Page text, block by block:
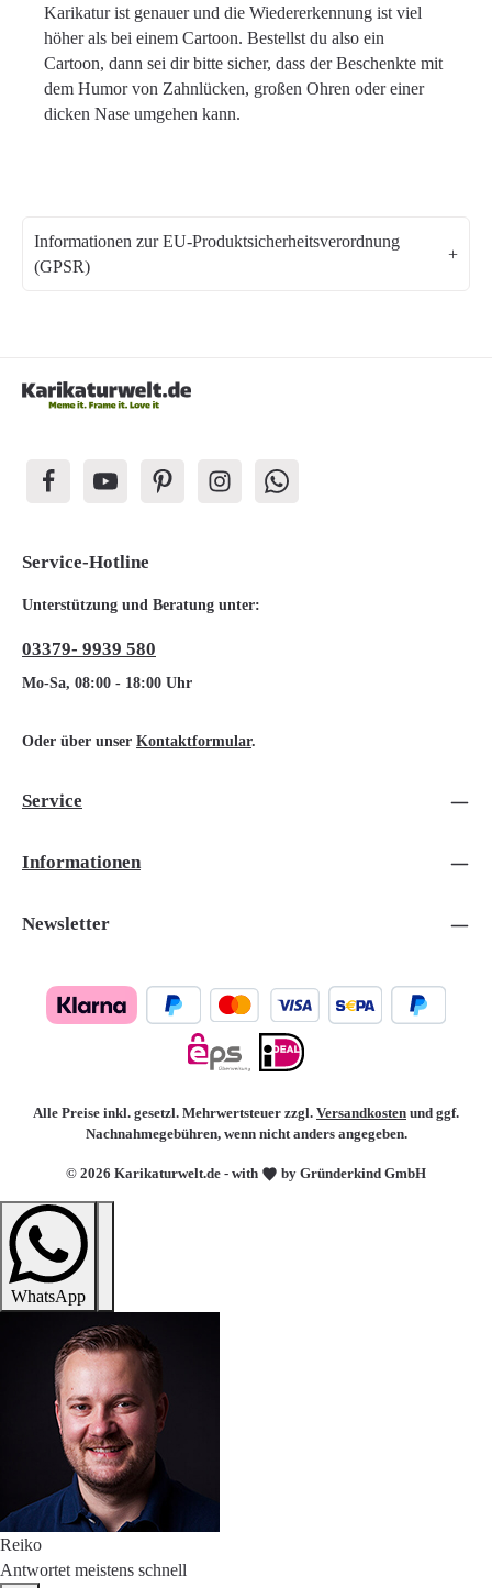
Karikatur ist genauer und die Wiedererkennung ist viel
höher als bei einem Cartoon. Bestellst du also ein
Cartoon, dann sei dir bitte sicher, dass der Beschenkte mit
dem Humor von Zahnlücken, großen Ohren oder einer
dicken Nase umgehen kann.
Informationen zur EU-Produktsicherheitsverordnung
(GPSR)
Service-Hotline
Unterstützung und Beratung unter:
03379- 9939 580
Mo-Sa, 08:00 - 18:00 Uhr
Oder über unser Kontaktformular.
Service
Informationen
Newsletter
© 2026 Karikaturwelt.de - with by Gründerkind GmbH
Alle Preise inkl. gesetzl. Mehrwertsteuer zzgl. Versandkosten und ggf.
Nachnahmegebühren, wenn nicht anders angegeben.
WhatsApp
Reiko
Antwortet meistens schnell